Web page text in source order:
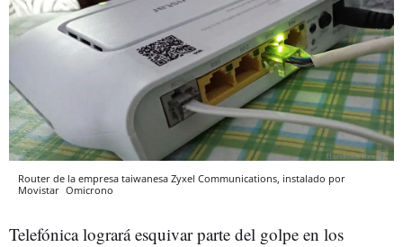
Router de la empresa taiwanesa Zyxel Communications, instalado por
Movistar Omicrono
Telefónica logrará esquivar parte del golpe en los